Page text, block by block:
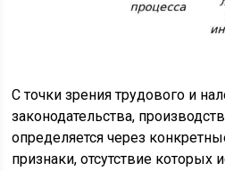
С точки зрения трудового и
законодательства,
определяется через
признаки, отсутствие которых